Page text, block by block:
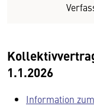
1.1.2026
Information